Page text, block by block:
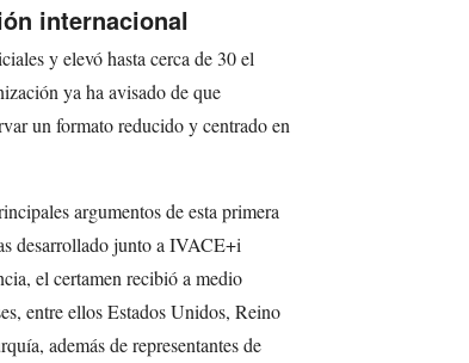
internacional
y elevó hasta cerca de 30 el
ya ha avisado de que
un formato reducido y centrado en
argumentos de esta primera
desarrollado junto a IVACE+i
el certamen recibió a medio
entre ellos Estados Unidos, Reino
además de representantes de